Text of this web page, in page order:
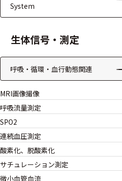
す
System
生体信号・測定
呼吸・循環・血行動態関連
MRI画像撮像
呼吸流量測定
SPO2
連続血圧測定
酸素化、脱酸素化
サチュレーション測定
微小血管血流